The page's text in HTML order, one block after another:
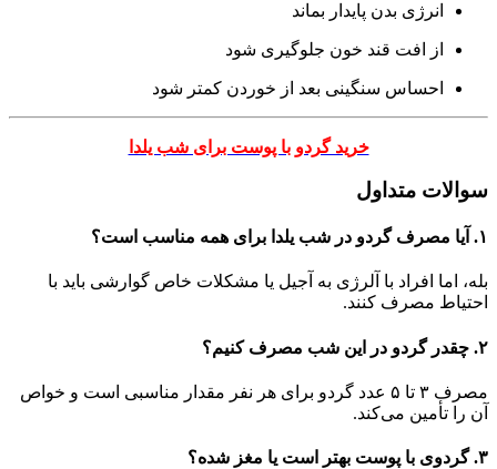
انرژی بدن پایدار بماند
از افت قند خون جلوگیری شود
احساس سنگینی بعد از خوردن کمتر شود
خرید گردو با پوست برای شب یلدا
سوالات متداول
۱. آیا مصرف گردو در شب یلدا برای همه مناسب است؟
بله، اما افراد با آلرژی به آجیل یا مشکلات خاص گوارشی باید با
احتیاط مصرف کنند.
۲. چقدر گردو در این شب مصرف کنیم؟
مصرف ۳ تا ۵ عدد گردو برای هر نفر مقدار مناسبی است و خواص
آن را تأمین می‌کند.
۳. گردوی با پوست بهتر است یا مغز شده؟